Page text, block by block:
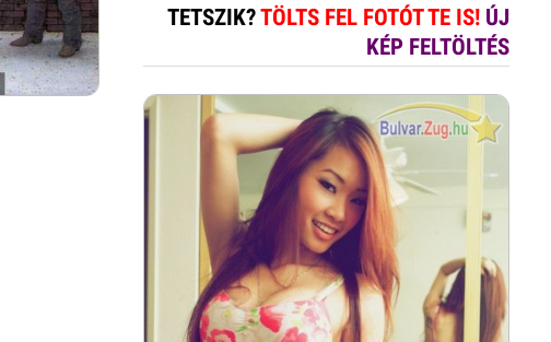
TETSZIK?TÖLTS FEL FOTÓT TE IS! ÚJ
KÉP FELTÖLTÉS